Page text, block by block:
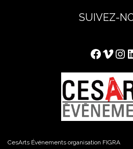
SUIVEZ-
CesArts Événements organisation FIGRA